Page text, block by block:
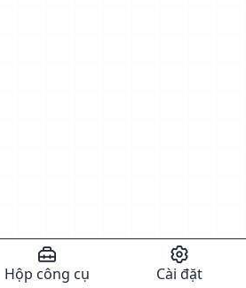
Hộp công cụ Cài đặt